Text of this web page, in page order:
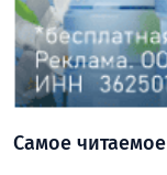
Самое читаемое